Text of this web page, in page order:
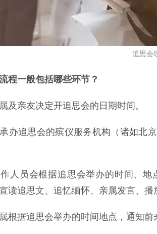
追思会
程一般包括哪些环节？
及亲友决定开追思会的日期时间。
办追思会的殡仪服务机构（诸如北
人员会根据追思会举办的时间、
读追思文、追忆缅怀、亲属发言、播
根据追思会举办的时间地点，通知前